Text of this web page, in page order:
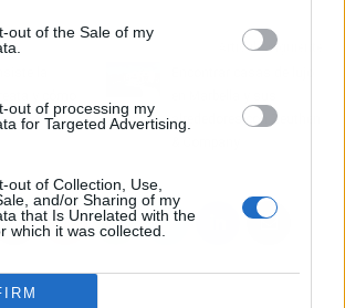
out of the Sale of my
out of processing my
for Targeted Advertising.
out of Collection, Use,
and/or Sharing of my
that Is Unrelated with the
which it was collected.
la
Artículo siguiente
alrededores con Zeuthen